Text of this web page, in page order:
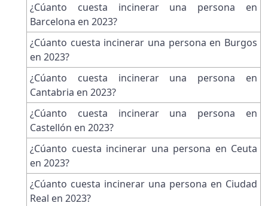
¿Cúanto cuesta incinerar una persona en
Barcelona en 2023?
¿Cúanto cuesta incinerar una persona en Burgos
en 2023?
¿Cúanto cuesta incinerar una persona en
Cantabria en 2023?
¿Cúanto cuesta incinerar una persona en
Castellón en 2023?
¿Cúanto cuesta incinerar una persona en Ceuta
en 2023?
¿Cúanto cuesta incinerar una persona en Ciudad
Real en 2023?